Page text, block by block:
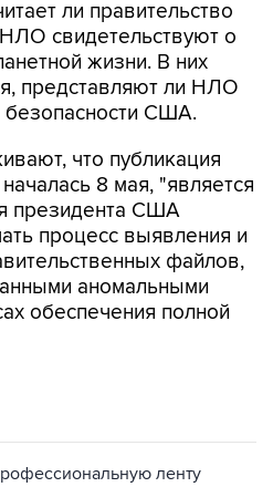
ли правительство
свидетельствуют о
жизни. В них
представляют ли НЛО
безопасности США.
что публикация
8 мая, "является
президента США
процесс выявления и
файлов,
аномальными
обеспечения полной
ленту